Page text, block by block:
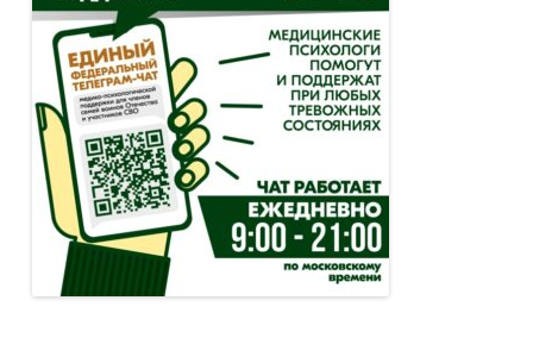
кофеином в младшем школьном возрасте
не рекомендованы. Старшим школьникам
давать такие напитки допустимо, но не
во время приемов пищи, так как из-за
кофеина ухудшается всасывание железа.